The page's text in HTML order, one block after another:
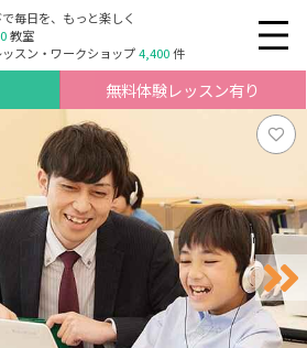
毎日を、もっと楽しく
教室
スン・ワークショップ4,400件
無料体験レッスン有り